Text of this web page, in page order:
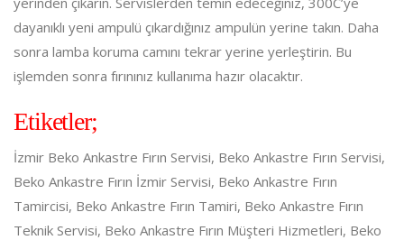
dayanıklı yeni ampulü çıkardığınız ampulün yerine takın. Daha
sonra lamba koruma camını tekrar yerine yerleştirin. Bu
işlemden sonra fırınınız kullanıma hazır olacaktır.
Etiketler;
İzmir Beko Ankastre Fırın Servisi, Beko Ankastre Fırın Servisi,
Beko Ankastre Fırın İzmir Servisi, Beko Ankastre Fırın
Tamircisi, Beko Ankastre Fırın Tamiri, Beko Ankastre Fırın
Teknik Servisi, Beko Ankastre Fırın Müşteri Hizmetleri, Beko